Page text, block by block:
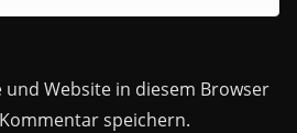
und Website in diesem Browser
speichern.